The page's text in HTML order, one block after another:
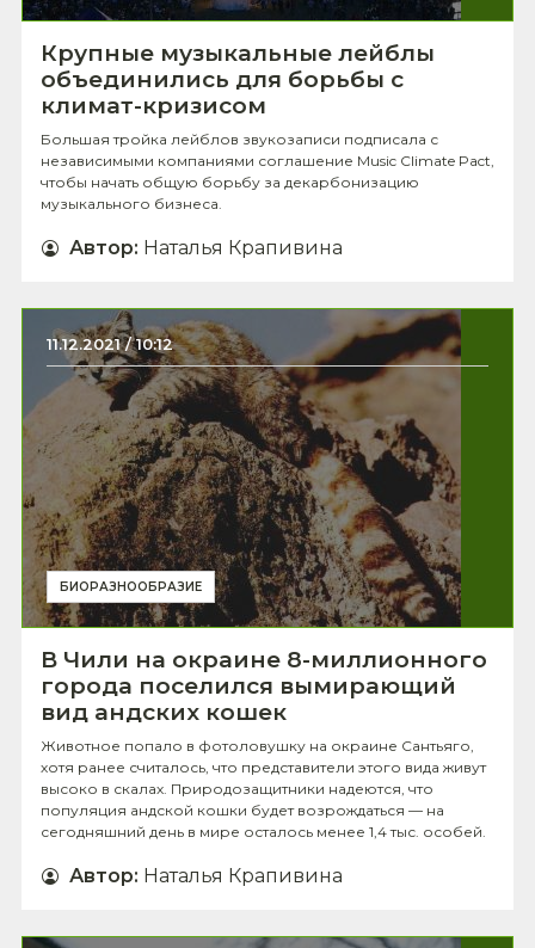
Крупные музыкальные лейблы
объединились для борьбы с
климат-кризисом
Большая тройка лейблов звукозаписи подписала с
независимыми компаниями соглашение Music Climate Pact,
чтобы начать общую борьбу за декарбонизацию
музыкального бизнеса.
Автор: Наталья Крапивина
11.12.2021 / 10:12
БИОРАЗНООБРАЗИЕ
В Чили на окраине 8-миллионного
города поселился вымирающий
вид андских кошек
Животное попало в фотоловушку на окраине Сантьяго,
хотя ранее считалось, что представители этого вида живут
высоко в скалах. Природозащитники надеются, что
популяция андской кошки будет возрождаться — на
сегодняшний день в мире осталось менее 1,4 тыс. особей.
Автор: Наталья Крапивина